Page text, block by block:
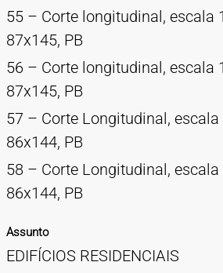
55 – Corte longitudinal, escala
87x145, PB
56 – Corte longitudinal, escala
87x145, PB
57 – Corte Longitudinal, escala
86x144, PB
58 – Corte Longitudinal, escala
86x144, PB
Assunto
EDIFÍCIOS RESIDENCIAIS